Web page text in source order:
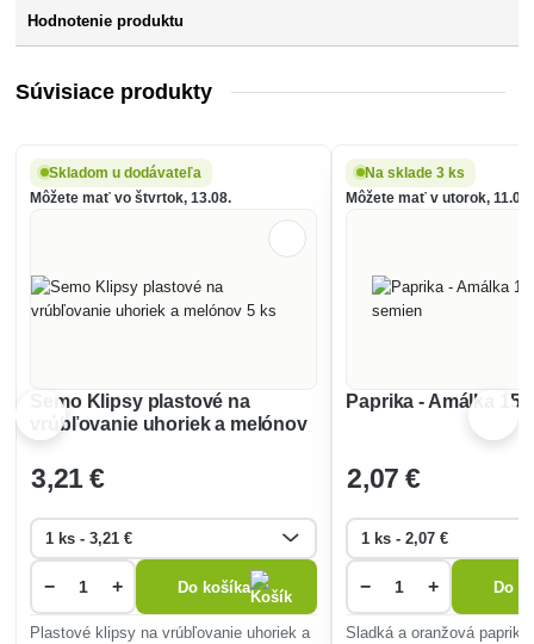
Hodnotenie produktu
Súvisiace produkty
Skladom u dodávateľa
Môžete mať vo štvrtok, 13.08.
Semo Klipsy plastové na
vrúbľovanie uhoriek a melónov
5 ks
3,21 €
− + Do košíka
Plastové klipsy na vrúbľovanie uhoriek a
Na sklade 3 ks
Môžete mať v utorok, 11.08.
Paprika - Amálka 15-
2,07 €
− + Do
Sladká a oranžová paprika